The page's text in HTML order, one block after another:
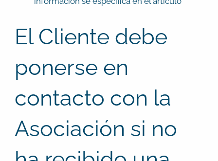
El Cliente debe
ponerse en
contacto con la
Asociación si no